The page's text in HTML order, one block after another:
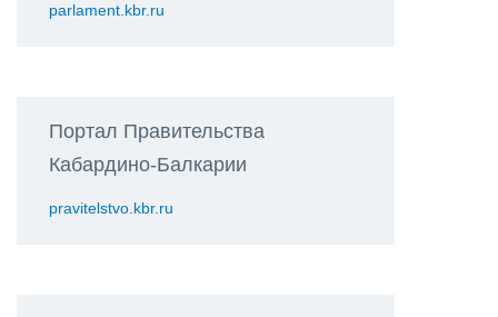
parlament.kbr.ru
Портал Правительства
Кабардино-Балкарии
pravitelstvo.kbr.ru